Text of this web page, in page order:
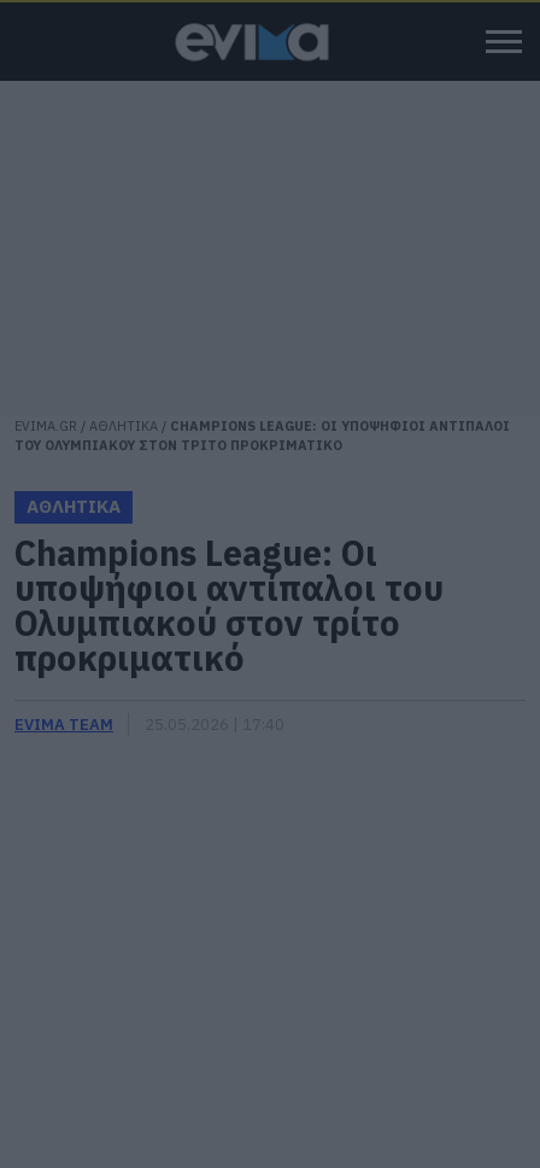
EVIMA.GR / ΑΘΛΗΤΙΚΑ / CHAMPIONS LEAGUE: ΟΙ ΥΠΟΨΗΦΙΟΙ ΑΝΤΙΠΑΛΟΙ
ΤΟΥ ΟΛΥΜΠΙΑΚΟΥ ΣΤΟΝ ΤΡΙΤΟ ΠΡΟΚΡΙΜΑΤΙΚΟ
ΑΘΛΗΤΙΚΑ
Champions League: Οι
υποψήφιοι αντίπαλοι του
Ολυμπιακού στον τρίτο
προκριματικό
EVIMA TEAM